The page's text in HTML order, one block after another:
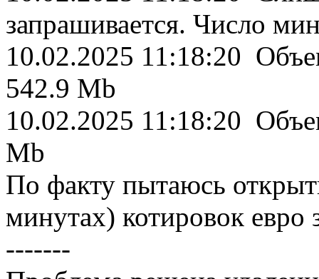
запрашивается. Число
10.02.2025 11:18:20
542.9 Mb
10.02.2025 11:18:20
Mb
По факту пытаюсь
минутах) котировок евро
-------